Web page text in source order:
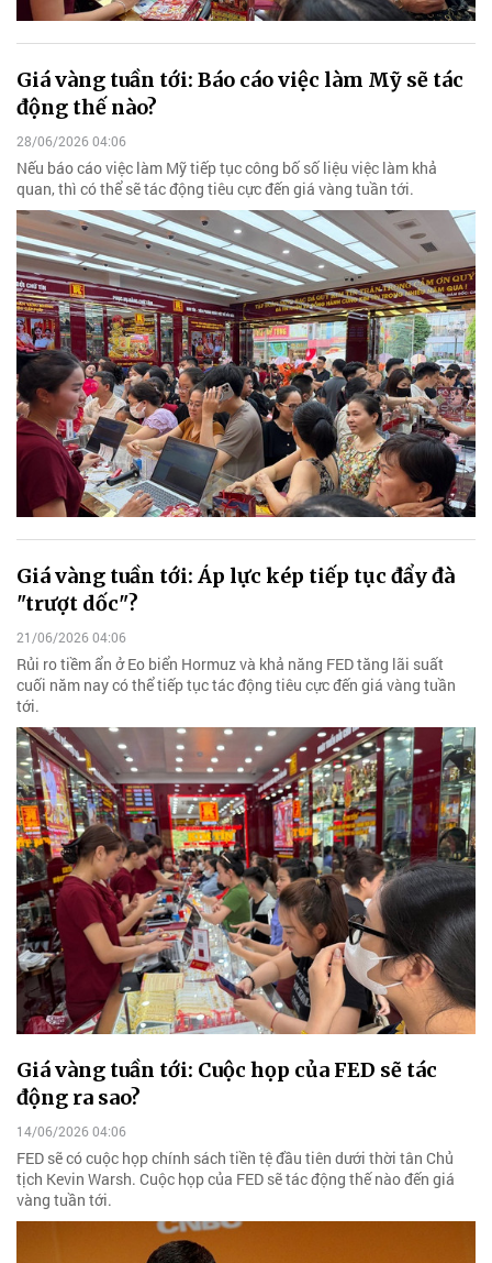
Giá vàng tuần tới: Báo cáo việc làm Mỹ sẽ tác
động thế nào?
28/06/2026 04:06
Nếu báo cáo việc làm Mỹ tiếp tục công bố số liệu việc làm khả
quan, thì có thể sẽ tác động tiêu cực đến giá vàng tuần tới.
Giá vàng tuần tới: Áp lực kép tiếp tục đẩy đà
"trượt dốc"?
21/06/2026 04:06
Rủi ro tiềm ẩn ở Eo biển Hormuz và khả năng FED tăng lãi suất
cuối năm nay có thể tiếp tục tác động tiêu cực đến giá vàng tuần
tới.
Giá vàng tuần tới: Cuộc họp của FED sẽ tác
động ra sao?
14/06/2026 04:06
FED sẽ có cuộc họp chính sách tiền tệ đầu tiên dưới thời tân Chủ
tịch Kevin Warsh. Cuộc họp của FED sẽ tác động thế nào đến giá
vàng tuần tới.